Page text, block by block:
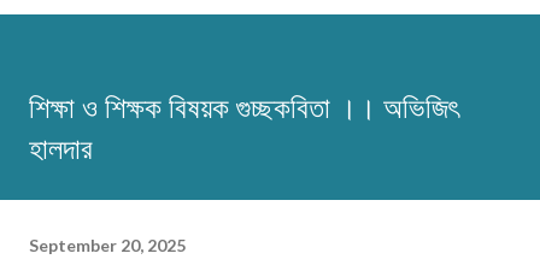
শিক্ষা ও শিক্ষক বিষয়ক গুচ্ছকবিতা ।। অভিজিৎ
হালদার
September 20, 2025